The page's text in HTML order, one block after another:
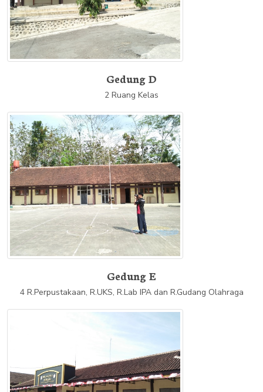
Gedung D
2 Ruang Kelas
Gedung E
4 R.Perpustakaan, R.UKS, R.Lab IPA dan R.Gudang Olahraga